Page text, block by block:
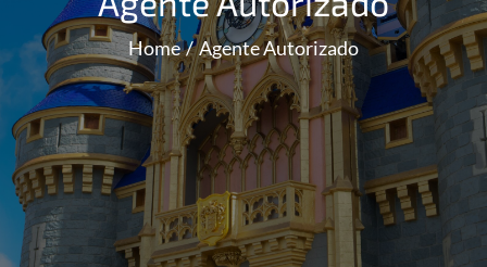
Home Agente Autorizado